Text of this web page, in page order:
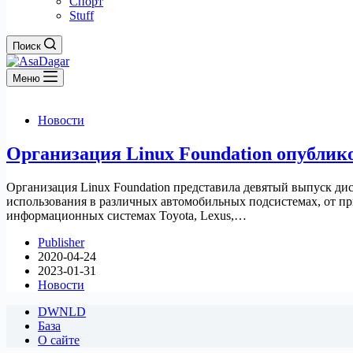
Stuff
Поиск
Меню
Новости
Организация Linux Foundation
Организация Linux Foundation представила девятый выпуск
использования в различных автомобильных подсистемах, от
информационных системах Toyota, Lexus,…
Publisher
2020-04-24
2023-01-31
Новости
DWNLD
База
О сайте